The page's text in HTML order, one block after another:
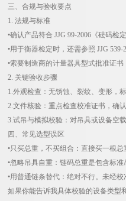
三、合规与验收要点
1. 法规与标准
•确认产品符合 JJG 99-2006 《砝码检
•用于衡器检定时，还需参照 JJG 539-
•索要制造商的计量器具型式批准证书
2. 关键验收步骤
1.外观检查：无锈蚀、裂纹、变形，
2.文件核验：重点检查校准证书，确
3.试吊与模拟校验：对吊具或设备空
四、常见选型误区
•只买总重，不买组合：直接买一根
•忽略吊具自重：链码总重是包含标
•用普通链条替代：绝对不行。未经
如果你能告诉我具体校验的设备类型